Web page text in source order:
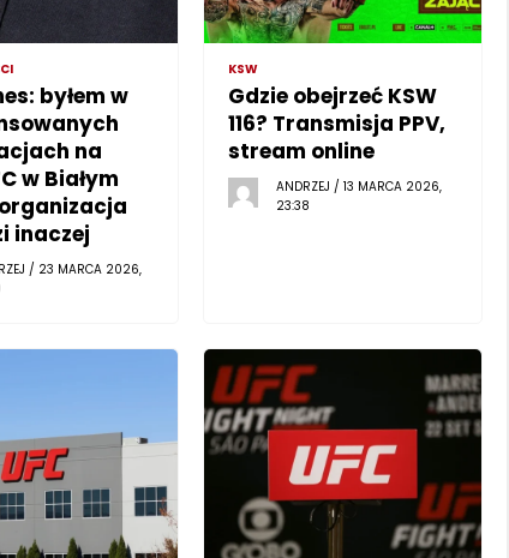
byłem w
na
w Białym
inaczej
/ 23 MARCA 2026,
KSW
Gdzie obejrzeć KSW
116? Transmisja PPV,
stream online
ANDRZEJ / 13 MARCA 2026,
23:38